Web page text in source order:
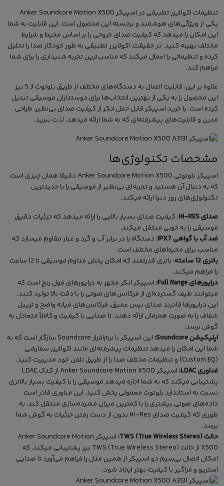
تنظیمات اکولایزر تطبیقی در اسپیکر Anker Soundcore Motion X500
یکی از ویژگی‌های هوشمند و برجسته این محصول است. این قابلیت به شما
این امکان را میدهد که کیفیت صدای خروجی را بر اساس محیط و شرایط
مختلف بهینه کنید. در حقیقت، اکولایزر تطبیقی به طور خودکار صدا را تحلیل
کرده و تنظیماتی را اعمال میکند که مناسب‌ترین تجربه شنیداری را برای شما
فراهم کند.
علاوه بر این، قابلیت اتصال به دستگاه‌های مختلف از طریق بلوتوث 5.3 نیز
این محصول را به یکی از بهترین انتخاب‌ها برای دوستداران موسیقی تبدیل
کرده است. با خرید اسپیکر قابل حمل انکر از کیفیت صدای بی‌نظیر، طراحی
مدرن و قابلیت‌های پیشرفته‌ای که به شما ارائه میدهد، لذت ببرید.
مشخصات تکنولوژی‌ها
اسپیکر بلوتوثی Anker Soundcore Motion X500
دقیقا همان چیزی است
که به دنبال آن هستید و تجربه‌ای بی‌نظیر از موسیقی را با جدیدترین
تکنولوژی‌های روز دنیا ارائه میکند.
صدای HI-RES
: کیفیت صدای بسیار بالایی را ارائه میدهد که جزئیات دقیق
موسیقی را به خوبی منتقل میکند.
ضد آب با گواهی IPX7
: دستگاه را در برابر آب و گرد و غبار مقاوم میسازد که
مناسب برای محیط‌های مختلف است.
باتری 12 ساعته
: باتری قدرتمند که امکان پخش مداوم موسیقی تا 12 ساعت
را فراهم میکند.
درایورهای Full Range:
اسپیکر انکر مجهز به درایورهای فول رنج است که
میتوانند طیف گسترده‌ای از فرکانس‌های صوتی را با دقت بالا تولید کنند.
این درایورها قادرند صدای بیس عمیق، فرکانس‌های میانه واضح و تریبل
شفاف را به صورت همزمان ارائه دهند، تا صدایی با کیفیت و کاملاً متعادل به
گوش برسد.
اپلیکیشن Soundcore:
این اسپیکر با نرم‌افزار Soundcore سازگار است که به
شما این امکان را میدهد تنظیمات پیشرفته‌ای مانند اکولایزر سفارشی
(Custom EQ) و تنظیمات مختلف صدا را از طریق تلفن خود مدیریت کنید.
فناوری LDAC:
اسپیکر Anker Soundcore Motion X500 از کدک LDAC
پشتیبانی میکند که به شما اجازه میدهد موسیقی را با کیفیت بسیار بالاتری
نسبت به استاندارد بلوتوث معمولی پخش کنید. این فناوری قادر است
داده‌های صوتی بیشتری را با کمترین میزان فشرده‌سازی منتقل کند، به
طوری که کیفیت صدای Hi-Res بدون از دست رفتن جزئیات به گوش شما
برسد.
حالت TWS (True Wireless Stereo):
اسپیکر Anker Soundcore Motion
X500 از حالت TWS (True Wireless Stereo) نیز پشتیبانی میکند، که
امکان اتصال بی‌سیم دو اسپیکر از همین مدل را فراهم می‌آورد تا صدایی
استریو و فراگیر با کیفیت بهتر ایجاد شود.